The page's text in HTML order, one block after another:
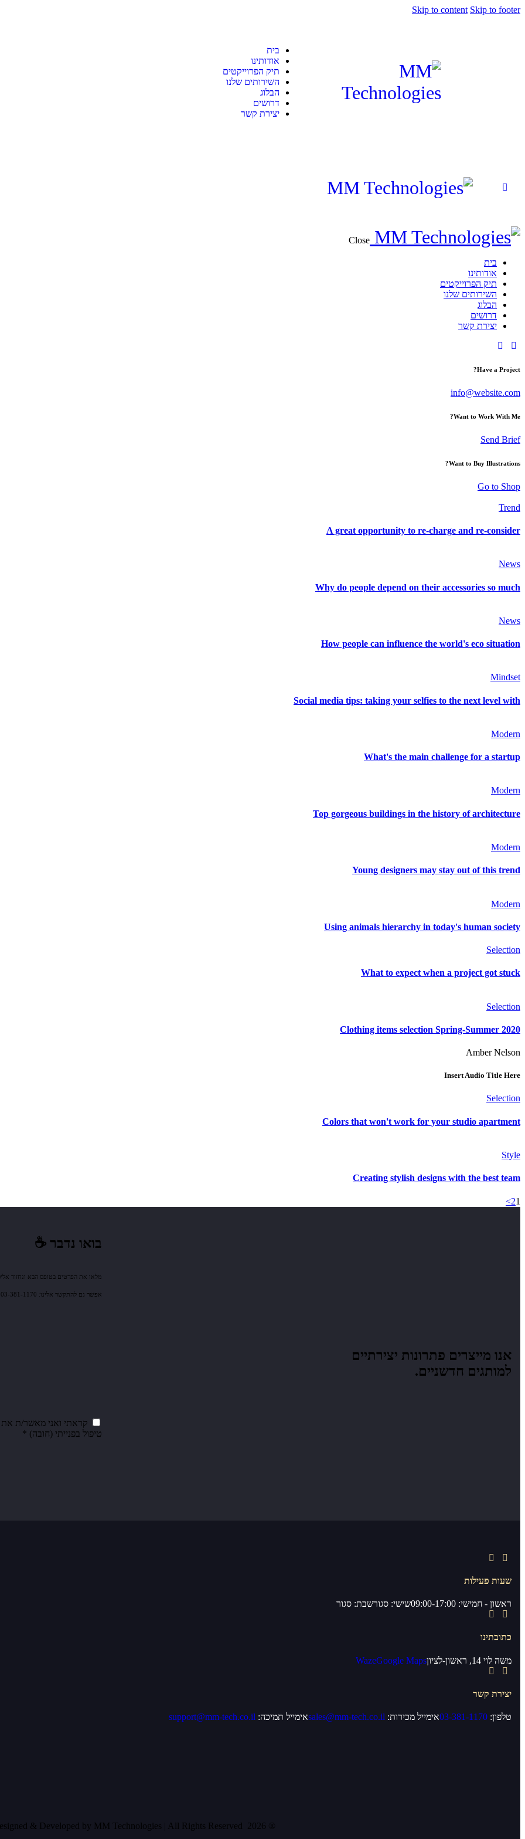
Skip to content Skip to footer
בית
אודותינו
תיק הפרוייקטים
השירותים שלנו
הבלוג
דרושים
יצירת קשר
Close
בית
אודותינו
תיק הפרוייקטים
השירותים שלנו
הבלוג
דרושים
יצירת קשר
Have a Project?
info@website.com
Want to Work With Me?
Send Brief
Want to Buy Illustrations?
Go to Shop
Trend
A great opportunity to re-charge and re-consider
News
Why do people depend on their accessories so much
News
How people can influence the world's eco situation
Mindset
Social media tips: taking your selfies to the next level with
Modern
What's the main challenge for a startup
Modern
Top gorgeous buildings in the history of architecture
Modern
Young designers may stay out of this trend
Modern
Using animals hierarchy in today's human society
Selection
What to expect when a project got stuck
Selection
Clothing items selection Spring-Summer 2020
Amber Nelson
Insert Audio Title Here
Selection
Colors that won't work for your studio apartment
Style
Creating stylish designs with the best team
1
2
>
אנו מייצרים פתרונות יצירתיים
למותגים חדשניים.
בואו נדבר ☕️
מלאו את הפרטים בטופס הבא ונחזור
אפשר גם להתקשר אלינו: 03-381-1170 או לשלוח אלינו מייל: sales@mm-tech.co.il
קראתי ואני מאשר/ת את
טיפול בפנייתי (חובה) *
שעות פעילות
ראשון - חמישי: 09:00-17:00 שישי: סגורשבת: סגור
כתובתינו
משה לוי 14, ראשון-לציון WazeGoogle Maps
יצירת קשר
טלפון: 03-381-1170אימייל מכירות: sales@mm-tech.co.ilאימייל תמיכה: support@mm-tech.co.il
® Designed & Developed by MM Technologies | All Rights Reserved 2026